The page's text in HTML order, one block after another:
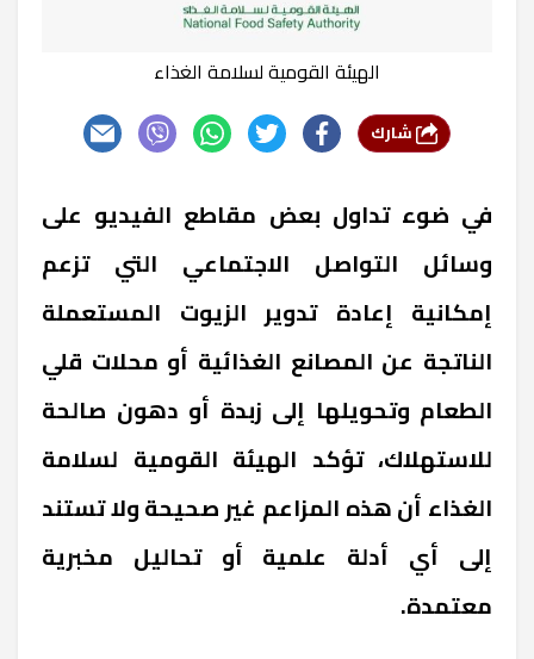
الهيئة القومية لسلامة الغذاء
في ضوء تداول بعض مقاطع الفيديو على
وسائل التواصل الاجتماعي التي تزعم
إمكانية إعادة تدوير الزيوت المستعملة
الناتجة عن المصانع الغذائية أو محلات قلي
الطعام وتحويلها إلى زبدة أو دهون صالحة
للاستهلاك، تؤكد الهيئة القومية لسلامة
الغذاء أن هذه المزاعم غير صحيحة ولا تستند
إلى أي أدلة علمية أو تحاليل مخبرية
معتمدة.